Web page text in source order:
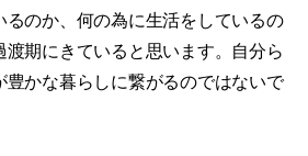
るのか、何の為に生活をしているの
期にきていると思います。自分ら
豊かな暮らしに繋がるのではないで